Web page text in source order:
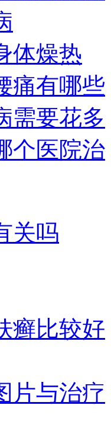
体燥热
痛有哪些
需要花多
个医院治
关吗
癣比较好
片与治疗